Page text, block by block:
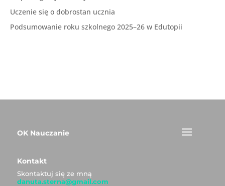
Uczenie się o dobrostan ucznia
Podsumowanie roku szkolnego 2025–26 w Edutopii
OK Nauczanie
Kontakt
Skontaktuj się ze mną
danuta.sterna@gmail.com